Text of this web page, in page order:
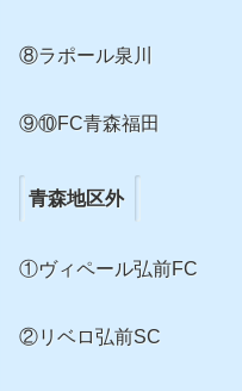
⑧ラポール泉川
⑨⑩FC青森福田
青森地区外
①ヴィペール弘前FC
②リベロ弘前SC